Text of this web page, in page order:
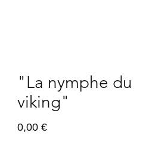
"La nymphe du
viking"
0,00 €Prix